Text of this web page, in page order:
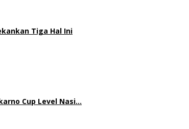
Tiga Hal Ini
Cup Level Nasi…